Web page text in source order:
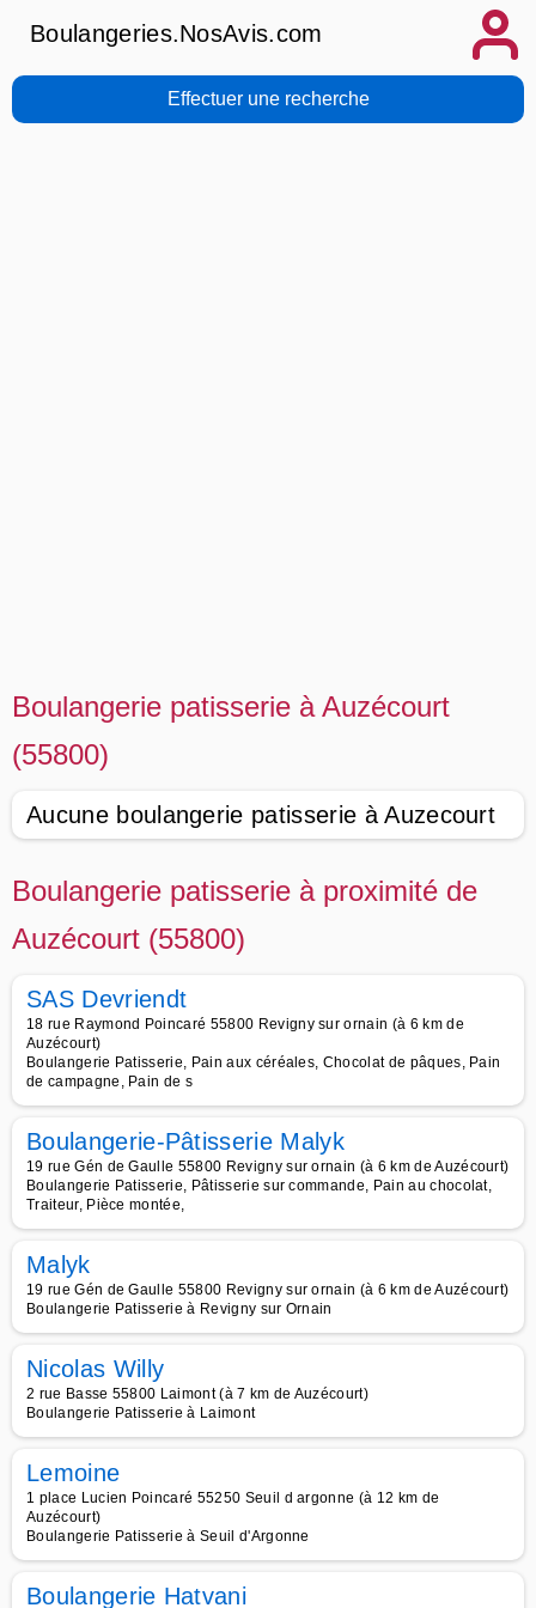
Boulangeries.NosAvis.com
Effectuer une recherche
Boulangerie patisserie à Auzécourt
(55800)
Aucune boulangerie patisserie à Auzecourt
Boulangerie patisserie à proximité de
Auzécourt (55800)
SAS Devriendt
18 rue Raymond Poincaré 55800 Revigny sur ornain (à 6 km de
Auzécourt)
Boulangerie Patisserie, Pain aux céréales, Chocolat de pâques, Pain
de campagne, Pain de s
Boulangerie-Pâtisserie Malyk
19 rue Gén de Gaulle 55800 Revigny sur ornain (à 6 km de Auzécourt)
Boulangerie Patisserie, Pâtisserie sur commande, Pain au chocolat,
Traiteur, Pièce montée,
Malyk
19 rue Gén de Gaulle 55800 Revigny sur ornain (à 6 km de Auzécourt)
Boulangerie Patisserie à Revigny sur Ornain
Nicolas Willy
2 rue Basse 55800 Laimont (à 7 km de Auzécourt)
Boulangerie Patisserie à Laimont
Lemoine
1 place Lucien Poincaré 55250 Seuil d argonne (à 12 km de
Auzécourt)
Boulangerie Patisserie à Seuil d'Argonne
Boulangerie Hatvani